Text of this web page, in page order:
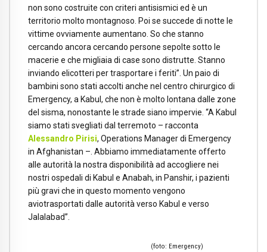
non sono costruite con criteri antisismici ed è un
territorio molto montagnoso. Poi se succede di notte le
vittime ovviamente aumentano. So che stanno
cercando ancora cercando persone sepolte sotto le
macerie e che migliaia di case sono distrutte. Stanno
inviando elicotteri per trasportare i feriti”. Un paio di
bambini sono stati accolti anche nel centro chirurgico di
Emergency, a Kabul, che non è molto lontana dalle zone
del sisma, nonostante le strade siano impervie. “A Kabul
siamo stati svegliati dal terremoto – racconta
Alessandro Pirisi, Operations Manager di Emergency
in Afghanistan –. Abbiamo immediatamente offerto
alle autorità la nostra disponibilità ad accogliere nei
nostri ospedali di Kabul e Anabah, in Panshir, i pazienti
più gravi che in questo momento vengono
aviotrasportati dalle autorità verso Kabul e verso
Jalalabad”.
(foto: Emergency)